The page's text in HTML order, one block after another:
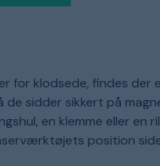
klodsede, findes der
sidder sikkert på
en klemme eller en
position